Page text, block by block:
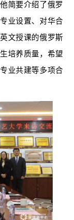
简要介绍了俄罗
业设置、对华合
文授课的俄罗斯
培养质量，希望
业共建等多项合